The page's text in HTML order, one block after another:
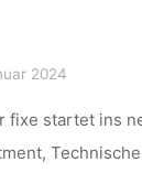
2024
fixe startet ins